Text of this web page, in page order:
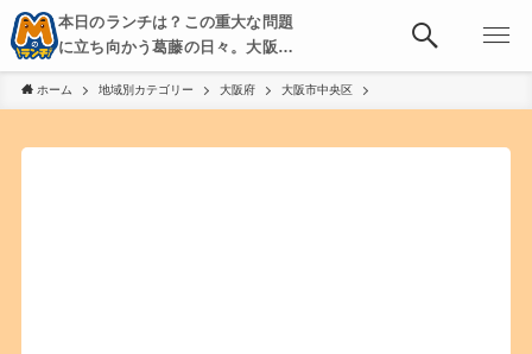
本日のランチは？この重大な問題
に立ち向かう葛藤の日々。大阪・
京都・神戸を中心とした食べ歩
き、飲み歩きを綴る。
ホーム 地域別カテゴリー 大阪府 大阪市中央区